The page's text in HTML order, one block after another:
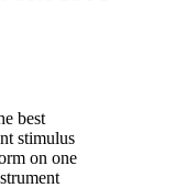
best
stimulus
on one